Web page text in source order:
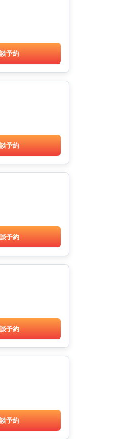
予約
予約
予約
予約
予約